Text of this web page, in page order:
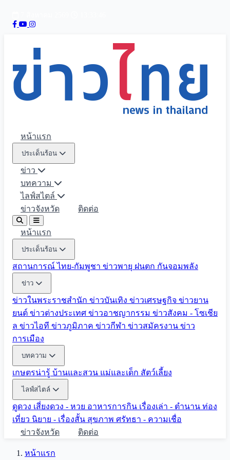
หน้าแรก
ประเด็นร้อน
ข่าว
บทความ
ไลฟ์สไตล์
ข่าวจังหวัด
ติดต่อ
หน้าแรก
ประเด็นร้อน
สถานการณ์ ไทย-กัมพูชา ข่าวพายุ ฝนตก กันจอมพลัง
ข่าว
ข่าวในพระราชสำนัก ข่าวบันเทิง ข่าวเศรษฐกิจ ข่าวยาน
ยนต์ ข่าวต่างประเทศ ข่าวอาชญากรรม ข่าวสังคม - โซเชีย
ล ข่าวไอที ข่าวภูมิภาค ข่าวกีฬา ข่าวสมัครงาน ข่าว
การเมือง
บทความ
เกษตรน่ารู้ บ้านและสวน แม่และเด็ก สัตว์เลี้ยง
ไลฟ์สไตล์
ดูดวง เสี่ยงดวง - หวย อาหารการกิน เรื่องเล่า - ตำนาน ท่อง
เที่ยว นิยาย - เรื่องสั้น สุขภาพ ศรัทธา - ความเชื่อ
ข่าวจังหวัด
ติดต่อ
หน้าแรก